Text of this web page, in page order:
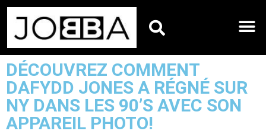
DÉCOUVREZ COMMENT
DAFYDD JONES A RÉGNÉ SUR
NY DANS LES 90’S AVEC SON
APPAREIL PHOTO!